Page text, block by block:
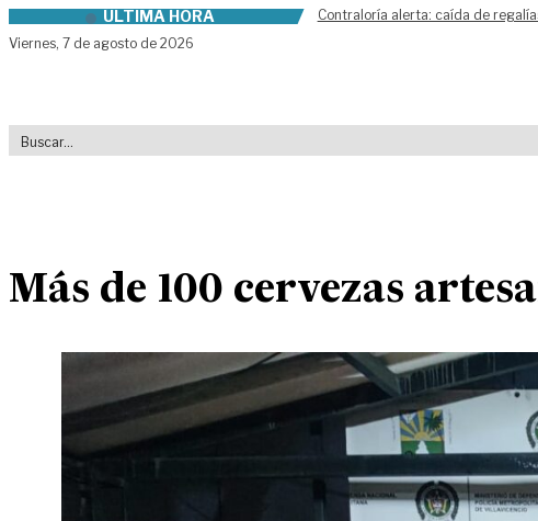
Skip to contentÚLTIMA HORA
Contraloría alerta: caída de
Viernes, 7 de agosto de 2026
Más de 100 cervezas